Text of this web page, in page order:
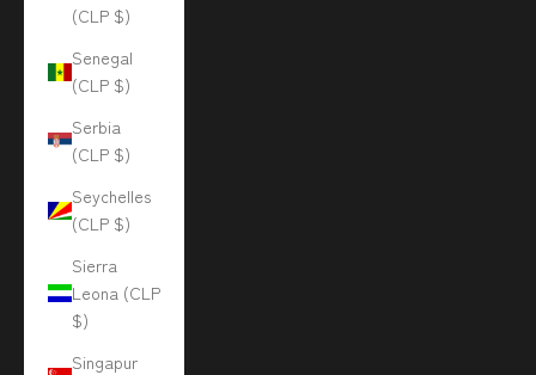
(CLP $)
Senegal
(CLP $)
Serbia
(CLP $)
Seychelles
(CLP $)
Sierra
Leona (CLP
$)
Singapur